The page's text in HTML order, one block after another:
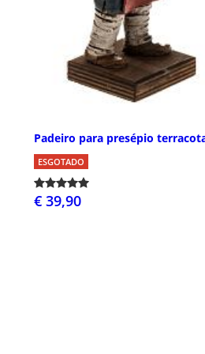
Padeiro para presépio
ESGOTADO
€ 39,90